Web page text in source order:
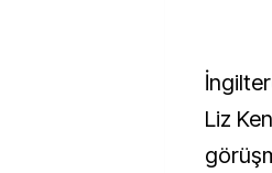
Liz